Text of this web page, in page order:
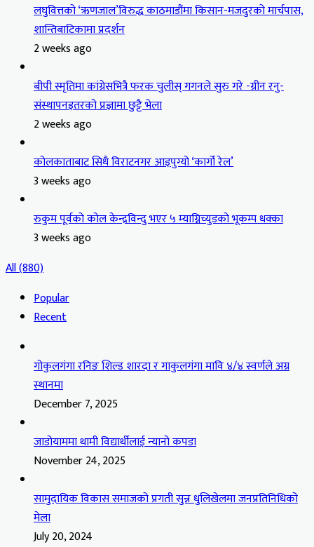
लघुवित्तको ‘ऋणजाल’विरुद्ध काठमाडौंमा किसान-मजदुरको मार्चपास,
शान्तिबाटिकामा प्रदर्शन
2 weeks ago
बीपी स्मृतिमा कांग्रेसभित्रै फरक चुलीस् गगनले सुरु गरे -ग्रीन रनु-
संस्थापनइतरको प्रज्ञामा छुट्टै भेला
2 weeks ago
कोलकाताबाट सिधै विराटनगर आइपुग्यो ‘कार्गो रेल’
3 weeks ago
रुकुम पूर्वको कोल केन्द्रविन्दु भएर ५ म्याग्निच्युडको भूकम्प धक्का
3 weeks ago
All (880)
Popular
Recent
गोकुलगंगा रनिङ शिल्ड शारदा र गाकुलगंगा मावि ४/४ स्वर्णले अग्र
स्थानमा
December 7, 2025
जाडोयाममा थामी विद्यार्थीलाई न्यानो कपडा
November 24, 2025
सामुदायिक विकास समाजको प्रगती सुन्न धुलिखेलमा जनप्रतिनिधिको
मेला
July 20, 2024